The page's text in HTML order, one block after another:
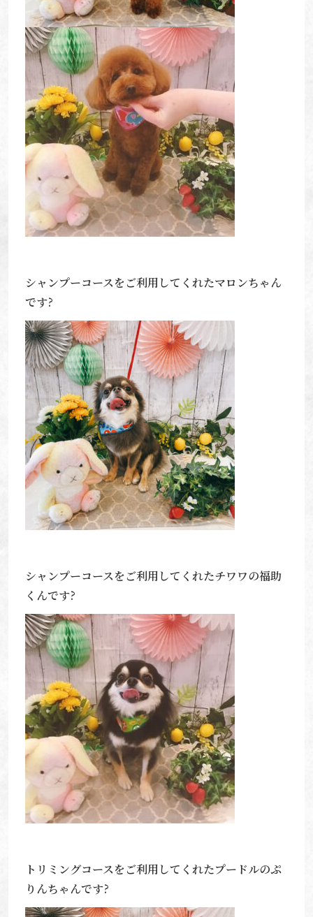
シャンプーコースをご利用してくれたマロンちゃん
です?
シャンプーコースをご利用してくれたチワワの福助
くんです?
トリミングコースをご利用してくれたプードルのぷ
りんちゃんです?